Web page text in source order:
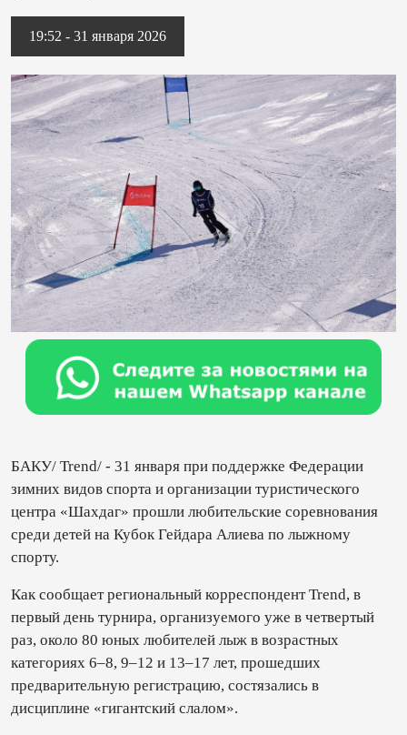
19:52 - 31 января 2026
БАКУ/ Trend/ - 31 января при поддержке Федерации
зимних видов спорта и организации туристического
центра «Шахдаг» прошли любительские соревнования
среди детей на Кубок Гейдара Алиева по лыжному
спорту.
Как сообщает региональный корреспондент Trend, в
первый день турнира, организуемого уже в четвертый
раз, около 80 юных любителей лыж в возрастных
категориях 6–8, 9–12 и 13–17 лет, прошедших
предварительную регистрацию, состязались в
дисциплине «гигантский слалом».